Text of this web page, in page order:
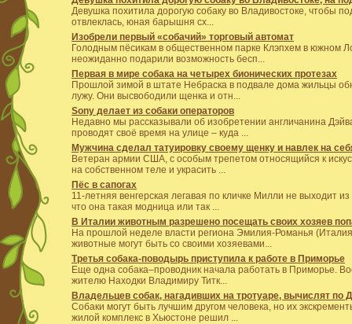
Девушка похитила дорогую собаку во Владивостоке, чтобы
отвлеклась, юная барышня сх...
Изобрели первый «собачий» торговый автомат
Голодным пёсикам в общественном парке Клэпхем в южном
неожиданно подарили возможность бесп...
Первая в мире собака на четырех бионических протезах
Прошлой зимой в штате Небраска в подвале дома жильцы
лужу. Они высвободили щенка и отн...
Sony делает из собаки операторов
Недавно мы рассказывали об изобретении англичанина
проводят своё время на улице – куда ...
Мужчина сделал татуировку своему щенку и навлек на
Ветеран армии США, с особым трепетом относящийся к
на собственном теле и украсить ...
Пёс в сапогах
11-летняя венгерская легавая по кличке Милли не выходит
что она такая модница или так ...
В Италии животным разрешено посещать своих хозяев
На прошлой неделе власти региона Эмилия-Романья
животные могут быть со своими хозяевами...
Третья собака-поводырь приступила к работе в Приморье
Еще одна собака–проводник начала работать в Приморье.
жителю Находки Владимиру Титк...
Владельцев собак, нагадивших на тротуаре, вычислят по
Собаки могут быть лучшим другом человека, но их
жилой комплекс в Хьюстоне решил ...